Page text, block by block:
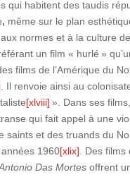
qui habitent des taudis
, même sur le plan
normes et à la culture
un film « hurlé »
films de l’Amérique du
. Il renvoie ainsi au
[xlviii] ». Dans ses
qui fait appel à une
saints et des truands du
1960[xlix]. Des films
Das Mortesoffrent